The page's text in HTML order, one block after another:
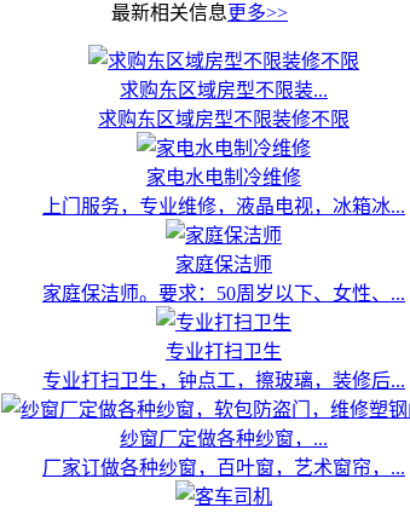
最新相关信息更多>>
求购东区域房型不限装...
求购东区域房型不限装修不限
家电水电制冷维修
上门服务，专业维修，液晶电视，冰箱冰...
家庭保洁师
家庭保洁师。要求：50周岁以下、女性、...
专业打扫卫生
专业打扫卫生，钟点工，擦玻璃，装修后...
纱窗厂定做各种纱窗，...
厂家订做各种纱窗，百叶窗，艺术窗帘，...